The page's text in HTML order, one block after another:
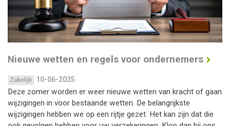
Nieuwe wetten en regels voor ondernemers
Zakelijk 10-06-2025
Deze zomer worden er weer nieuwe wetten van kracht of gaan
wijzigingen in voor bestaande wetten. De belangrijkste
wijzigingen hebben we op een rijtje gezet. Het kan zijn dat die